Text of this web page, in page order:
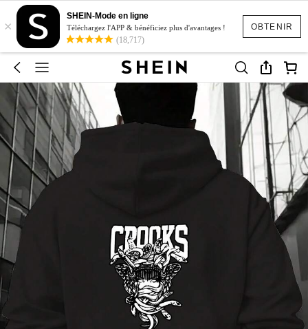
OBTENIR
×
SHEIN-Mode en ligne
Téléchargez l'APP & bénéficiez plus d'avantages !
(18,717)